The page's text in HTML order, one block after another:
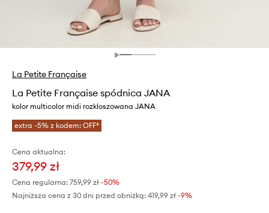
La Petite Française
La Petite Française spódnica JANA
kolor multicolor midi rozkloszowana JANA
extra -5% z kodem: OFF*
Cena aktualna:
379,99 zł
Cena regularna: 759,99 zł -50%
Najniższa cena z 30 dni przed obniżką: 419,99 zł -9%